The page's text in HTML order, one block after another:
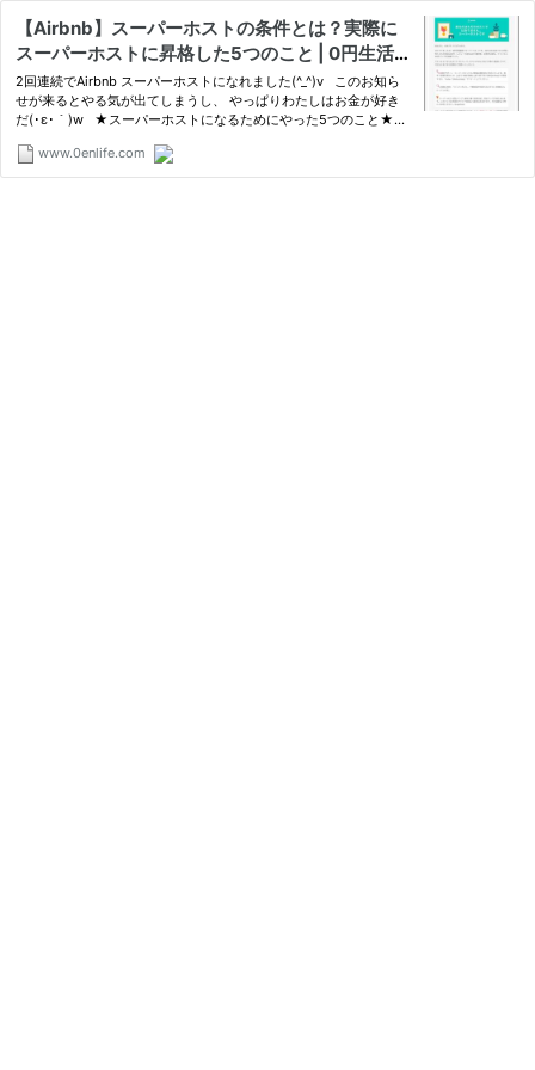
【Airbnb】スーパーホストの条件とは？実際に
スーパーホストに昇格した5つのこと | 0円生活.c
om
2回連続でAirbnb スーパーホストになれました(^_^)v このお知ら
せが来るとやる気が出てしまうし、 やっぱりわたしはお金が好き
だ(･ε･｀)w ★スーパーホストになるためにやった5つのこと★
www.0enlife.com